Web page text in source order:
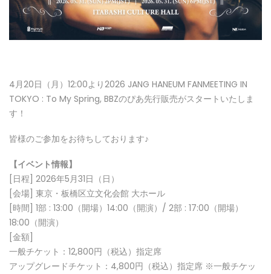
4月20日（月）12:00より2026 JANG HANEUM FANMEETING IN
TOKYO : To My Spring, BBZのぴあ先行販売がスタートいたしま
す！
皆様のご参加をお待ちしております♪
【イベント情報】
[日程] 2026年5月31日（日）
[会場] 東京・板橋区立文化会館 大ホール
[時間] 1部 : 13:00（開場）14:00（開演）/ 2部 : 17:00（開場）
18:00（開演）
[金額]
一般チケット：12,800円（税込）指定席
アップグレードチケット：4,800円（税込）指定席 ※一般チケッ